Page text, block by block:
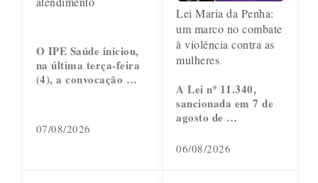
O IPE Saúde iniciou,
na última terça-feira
(4), a convocação …
07/08/2026
Lei Maria da Penha:
um marco no combate
à violência contra as
mulheres
A Lei nº 11.340,
sancionada em 7 de
agosto de …
06/08/2026